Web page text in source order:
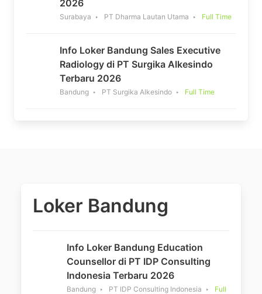
2026
Surabaya PT Dharma Lautan Utama Full Time
Info Loker Bandung Sales Executive
Radiology di PT Surgika Alkesindo
Terbaru 2026
Bandung PT Surgika Alkesindo Full Time
Loker Bandung
Info Loker Bandung Education
Counsellor di PT IDP Consulting
Indonesia Terbaru 2026
Bandung PT IDP Consulting Indonesia
Full